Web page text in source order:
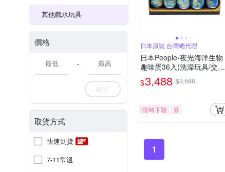
其他戲水玩具
價格
-
確定
取貨方式
快速到貨
7-11常溫
日本原裝 台灣總代理
日本People-夜光海洋生物
趣味蛋36入(洗澡玩具/交換
禮物/聖誕禮物)
$3,488 $3,588
限時下殺 券
1